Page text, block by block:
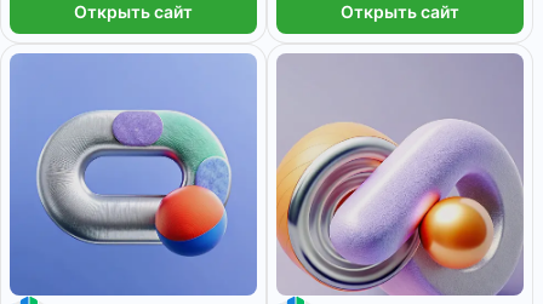
Открыть сайт Открыть сайт